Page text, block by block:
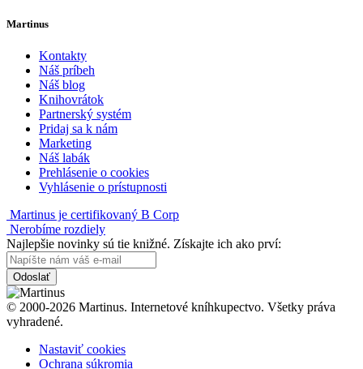
Martinus
Kontakty
Náš príbeh
Náš blog
Knihovrátok
Partnerský systém
Pridaj sa k nám
Marketing
Náš labák
Prehlásenie o cookies
Vyhlásenie o prístupnosti
Martinus je certifikovaný B Corp
Nerobíme rozdiely
Najlepšie novinky sú tie knižné. Získajte ich ako prví:
Odoslať
© 2000-2026 Martinus. Internetové kníhkupectvo. Všetky práva
vyhradené.
Nastaviť cookies
Ochrana súkromia